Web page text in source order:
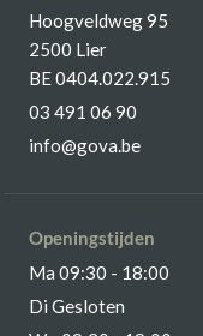
Hoogveldweg 95
2500 Lier
BE 0404.022.915
03 491 06 90
info@gova.be
Openingstijden
Ma 09:30 - 18:00
Di Gesloten